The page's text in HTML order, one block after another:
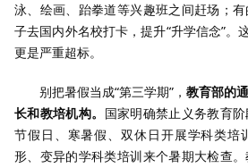
泳、绘画、跆拳道等兴趣班之间赶场；
子去国内外名校打卡，提升“升学信念”。
更是严重超标。
别把暑假当成“第三学期” ， 教育部的
长和教培机构。 国家明确禁止义务教育
节假日、寒暑假、双休日开展学科类培
形、变异的学科类培训来个暑期大检查